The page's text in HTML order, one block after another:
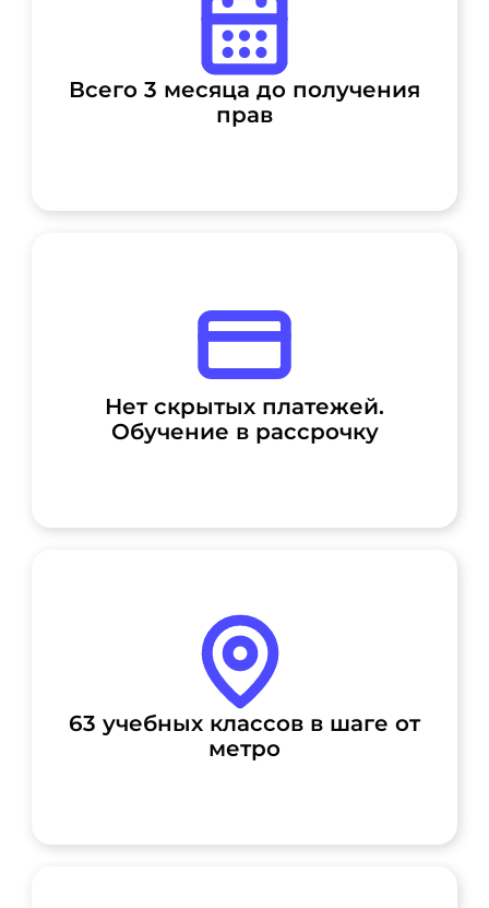
Всего 3 месяца до получения
прав
Нет скрытых платежей.
Обучение в рассрочку
63 учебных классов в шаге от
метро